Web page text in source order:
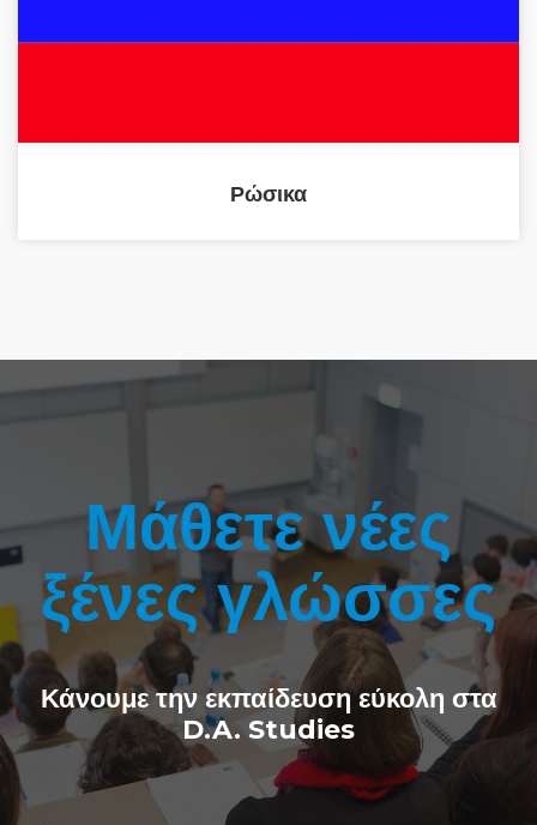
Ρώσικα
Μάθετε νέες
ξένες γλώσσες
Κάνουμε την εκπαίδευση εύκολη στα
D.A. Studies